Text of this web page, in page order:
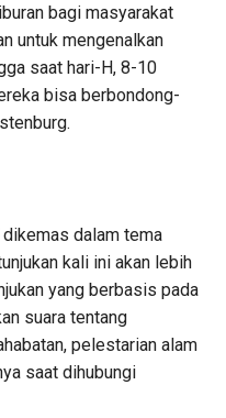
bagi masyarakat
untuk mengenalkan
saat hari-H, 8-10
bisa berbondong-
dikemas dalam tema
kali ini akan lebih
yang berbasis pada
suara tentang
pelestarian alam
saat dihubungi